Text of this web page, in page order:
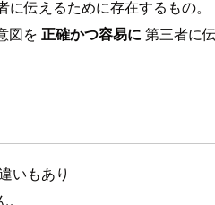
伝えるために存在するもの。
図を 正確かつ容易に 第三者に
いもあり